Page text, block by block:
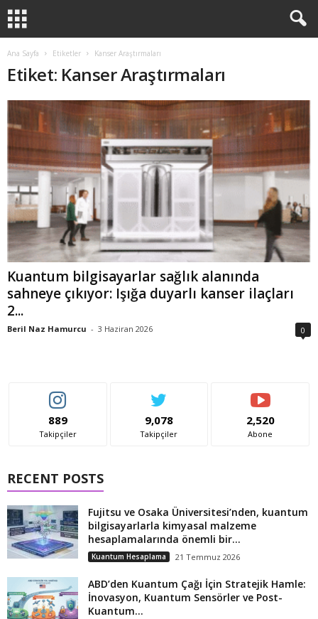
Ana Sayfa Etiketler Kanser Araştırmaları
Etiket: Kanser Araştırmaları
Kuantum bilgisayarlar sağlık alanında
sahneye çıkıyor: Işığa duyarlı kanser ilaçları
2...
Beril Naz Hamurcu - 3 Haziran 2026 0
889
Takipçiler
9,078
Takipçiler
2,520
Abone
RECENT POSTS
Fujitsu ve Osaka Üniversitesi’nden, kuantum
bilgisayarlarla kimyasal malzeme
hesaplamalarında önemli bir...
Kuantum Hesaplama 21 Temmuz 2026
ABD’den Kuantum Çağı İçin Stratejik Hamle:
İnovasyon, Kuantum Sensörler ve Post-
Kuantum...